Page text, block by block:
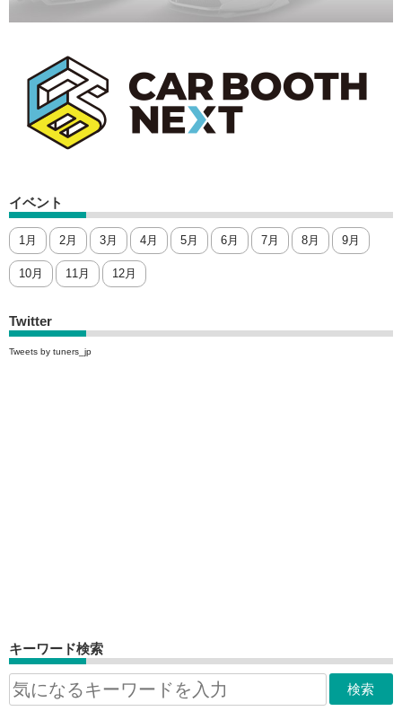
イベント
1月 2月 3月 4月 5月 6月 7月 8月 9月
10月 11月 12月
Twitter
Tweets by tuners_jp
キーワード検索